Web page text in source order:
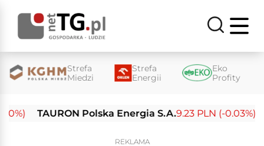
Strefa
Miedzi
Strefa
Energii
Eko
Profity
TAURON Polska Energia S.A.9.23 PLN (-0.03%)
REKLAMA